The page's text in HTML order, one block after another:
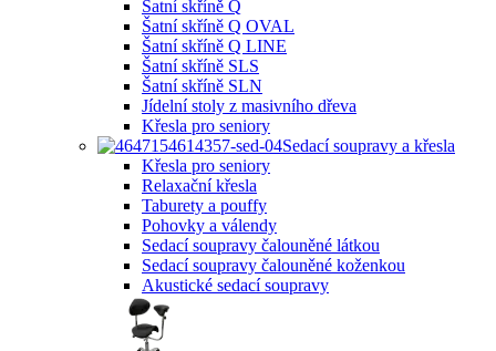
Šatní skříně Q
Šatní skříně Q OVAL
Šatní skříně Q LINE
Šatní skříně SLS
Šatní skříně SLN
Jídelní stoly z masivního dřeva
Křesla pro seniory
Sedací soupravy a křesla
Křesla pro seniory
Relaxační křesla
Taburety a pouffy
Pohovky a válendy
Sedací soupravy čalouněné látkou
Sedací soupravy čalouněné koženkou
Akustické sedací soupravy